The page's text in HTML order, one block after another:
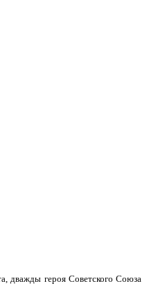
дважды героя Советского Союза